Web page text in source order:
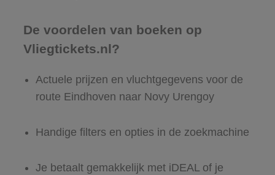
De voordelen van boeken op
Vliegtickets.nl?
Actuele prijzen en vluchtgegevens voor de
route Eindhoven naar Novy Urengoy
Handige filters en opties in de zoekmachine
Je betaalt gemakkelijk met iDEAL of je